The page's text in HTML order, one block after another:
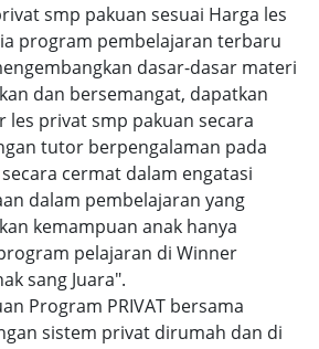
smp pakuan sesuai Harga les
program pembelajaran terbaru
dasar-dasar materi
dan bersemangat, dapatkan
les privat smp pakuan secara
tutor berpengalaman pada
cermat dalam engatasi
dalam pembelajaran yang
kemampuan anak hanya
pelajaran di Winner
sang Juara".
Program PRIVAT bersama
sistem privat dirumah dan di